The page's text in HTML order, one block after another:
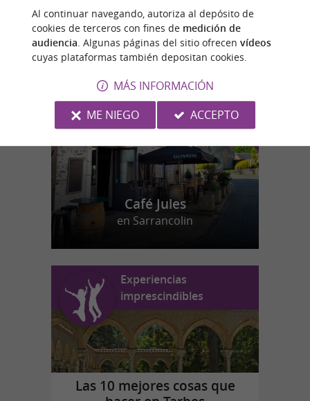
n
u
e
s
t
r
o
f
a
v
o
r
i
t
o
Café Jules
en Sarrancolin
Experiencias
imprescindibles
Las 10 mejores cosas que
Al continuar navegando, autoriza al depósito de
cookies de terceros con fines de medición de
audiencia . Algunas páginas del sitio ofrecen vídeos
cuyas plataformas también depositan cookies.
MÁS INFORMACIÓN
ME NIEGO
ACCEPTO